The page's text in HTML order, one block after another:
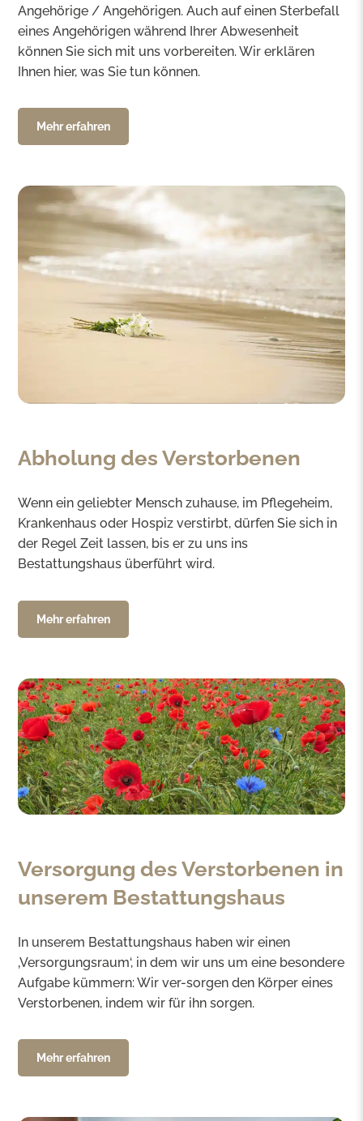
Angehörige / Angehörigen. Auch auf einen Sterbefall
eines Angehörigen während Ihrer Abwesenheit
können Sie sich mit uns vorbereiten. Wir erklären
Ihnen hier, was Sie tun können.
Mehr erfahren
Abholung des Verstorbenen
Wenn ein geliebter Mensch zuhause, im Pflegeheim,
Krankenhaus oder Hospiz verstirbt, dürfen Sie sich in
der Regel Zeit lassen, bis er zu uns ins
Bestattungshaus überführt wird.
Mehr erfahren
Versorgung des Verstorbenen in
unserem Bestattungshaus
In unserem Bestattungshaus haben wir einen
‚Versorgungsraum‘, in dem wir uns um eine besondere
Aufgabe kümmern: Wir ver-sorgen den Körper eines
Verstorbenen, indem wir für ihn sorgen.
Mehr erfahren